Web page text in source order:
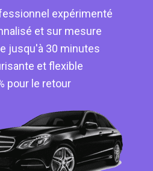
expérimenté
et sur mesure
jusqu'à 30 minutes
et flexible
pour le retour